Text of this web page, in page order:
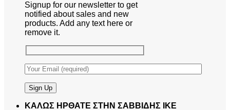
Signup for our newsletter to get
notified about sales and new
products. Add any text here or
remove it.
ΚΑΛΩΣ ΗΡΘΑΤΕ ΣΤΗΝ ΣΑΒΒΙΔΗΣ ΙΚΕ